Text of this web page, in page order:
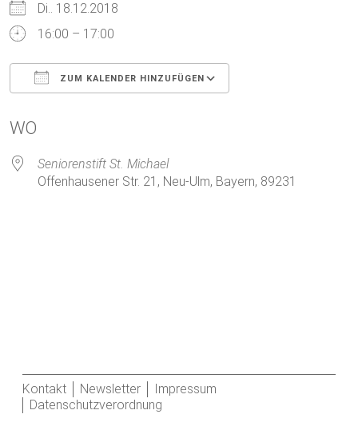
Di.. 18.12.2018
16:00 – 17:00
ZUM KALENDER HINZUFÜGEN
WO
Seniorenstift St. Michael
Offenhausener Str. 21, Neu-Ulm, Bayern, 89231
Kontakt Newsletter
Impressum
Datenschutzverordnung